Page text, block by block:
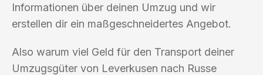
Informationen über deinen Umzug und wir
erstellen dir ein maßgeschneidertes Angebot.
Also warum viel Geld für den Transport deiner
Umzugsgüter von Leverkusen nach Russe